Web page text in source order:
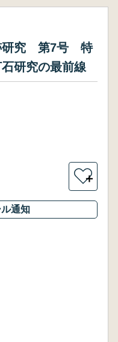
研究 第7号 特
研究の最前線
＋
通知